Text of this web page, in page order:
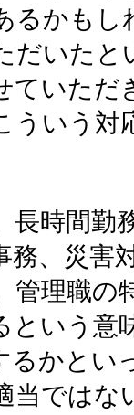
るかも
だいたと
ていただ
ういう対
時間勤
務、災害
管理職の
という意
るかとい
当ではな